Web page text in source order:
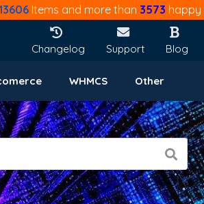
Items and more than 3573 happy
Changelog Support Blog
WHMCS Other